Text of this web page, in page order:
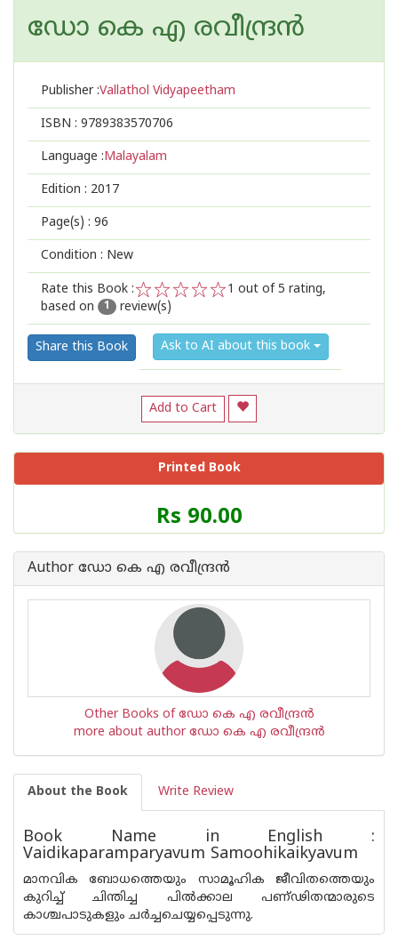
ഡോ കെ എ രവീന്ദ്രന്‍
Publisher :Vallathol Vidyapeetham
ISBN : 9789383570706
Language :Malayalam
Edition : 2017
Page(s) : 96
Condition : New
Rate this Book :
2
1
1 out of 5 rating,
based on
1 review(s)
Share this Book Ask to AI about this book
Add to Cart
Printed Book
Price
of
Book
Rs 90.00
Author ഡോ കെ എ രവീന്ദ്രന്‍
Other Books of ഡോ കെ എ രവീന്ദ്രന്‍
more about author ഡോ കെ എ രവീന്ദ്രന്‍
About the Book Write Review
Book Name in English :
Vaidikaparamparyavum Samoohikaikyavum
മാനവിക ബോധത്തെയും സാമൂഹിക ജീവിതത്തെയും
കുറിച്ച് ചിന്തിച്ച പില്‍ക്കാല പണ്ഢിതന്മാരുടെ
കാശ്ചപാടുകളും ചര്‍ച്ചചെയ്യപ്പെടുന്നു.